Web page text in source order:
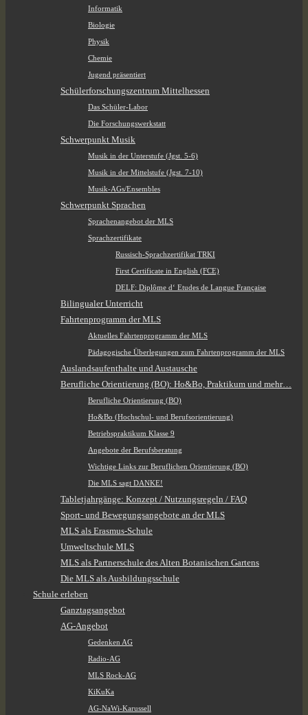
Informatik
Biologie
Physik
Chemie
Jugend präsentiert
Schülerforschungszentrum Mittelhessen
Das Schüler-Labor
Die Forschungswerkstatt
Schwerpunkt Musik
Musik in der Unterstufe (Jgst. 5-6)
Musik in der Mittelstufe (Jgst. 7-10)
Musik-AGs/Ensembles
Schwerpunkt Sprachen
Sprachenangebot der MLS
Sprachzertifikate
Russisch-Sprachzertifikat TRKI
First Certificate in English (FCE)
DELF: Diplôme d‘ Etudes de Langue Française
Bilingualer Unterricht
Fahrtenprogramm der MLS
Aktuelles Fahrtenprogramm der MLS
Pädagogische Überlegungen zum Fahrtenprogramm der MLS
Auslandsaufenthalte und Austausche
Berufliche Orientierung (BO): Ho&Bo, Praktikum und mehr…
Berufliche Orientierung (BO)
Ho&Bo (Hochschul- und Berufsorientierung)
Betriebspraktikum Klasse 9
Angebote der Berufsberatung
Wichtige Links zur Beruflichen Orientierung (BO)
Die MLS sagt DANKE!
Tabletjahrgänge: Konzept / Nutzungsregeln / FAQ
Sport- und Bewegungsangebote an der MLS
MLS als Erasmus-Schule
Umweltschule MLS
MLS als Partnerschule des Alten Botanischen Gartens
Die MLS als Ausbildungsschule
Schule erleben
Ganztagsangebot
AG-Angebot
Gedenken AG
Radio-AG
MLS Rock-AG
KiKuKa
AG-NaWi-Karussell